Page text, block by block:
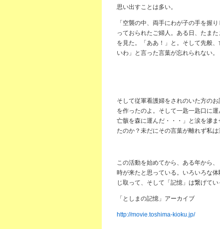
思い出すことは多い。
「空襲の中、両手にわが子の手を握
っておられたご婦人。ある日、たま
を見た。「ああ！」と。そして先般
いわ」と言った言葉が忘れられない。
そして従軍看護婦をされのいた方の
を作ったのよ。そして一匙一匙口に
亡骸を森に運んだ・・・」と涙を滲
たのか？未だにその言葉が離れず私は
この活動を始めてから、ある年から
時が来たと思っている。いろいろな
じ取って、そして「記憶」は繋げてい
「としまの記憶」アーカイブ
http://movie.toshima-kioku.jp/